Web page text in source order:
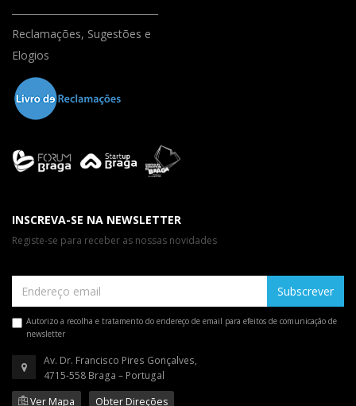
Reclamações, Sugestões e
Elogios
INSCREVA-SE NA NEWSLETTER
Registe-se para receber as nossas novidades
Subscrever
Autorizo a recolha e tratamento do endereço de email para efeitos de comunicação de
newsletter
Av. Dr. Francisco Pires Gonçalves,
4715-558 Braga – Portugal
Ver Mapa
Obter Direções